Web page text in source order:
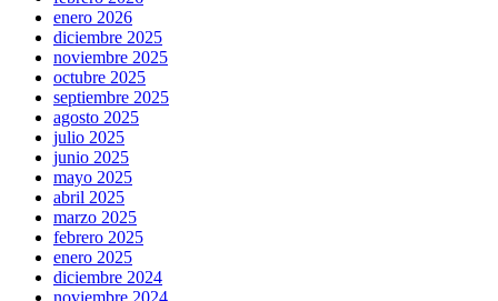
enero 2026
diciembre 2025
noviembre 2025
octubre 2025
septiembre 2025
agosto 2025
julio 2025
junio 2025
mayo 2025
abril 2025
marzo 2025
febrero 2025
enero 2025
diciembre 2024
noviembre 2024